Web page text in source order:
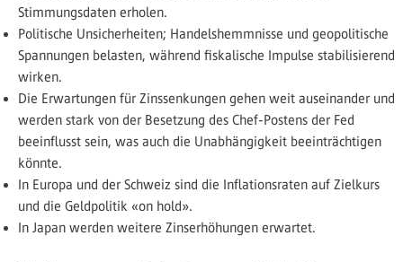
Stimmungsdaten erholen.
Politische Unsicherheiten; Handelshemmnisse und geopoli­tische
Spannungen belasten, während fiskalische Impulse stabilisierend
wirken.
Die Erwartungen für Zinssenkungen gehen weit auseinander und
werden stark von der Besetzung des Chef-Postens der Fed
beeinflusst sein, was auch die Unabhängigkeit beeinträchtigen
könnte.
In Europa und der Schweiz sind die Inflationsraten auf Zielkurs
und die Geldpolitik «on hold».
In Japan werden weitere Zinserhöhungen erwartet.